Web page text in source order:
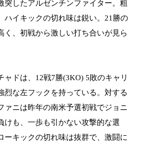
突したアルゼンチンファイター。粗
ハイキックの切れ味は鋭い。21勝の
く、初戦から激しい打ち合いが見ら
ドは、12戦7勝(3KO) 5敗のキャリ
烈な左フックを持っている。対する
ァニは昨年の南米予選初戦でジョニ
けも、一歩も引かない攻撃的な選
ーキックの切れ味は抜群で、激闘に